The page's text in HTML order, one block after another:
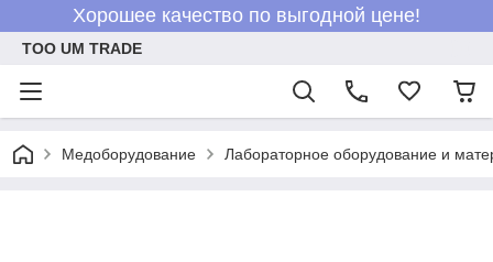
Хорошее качество по выгодной цене!
ТОО UM TRADE
Медоборудование Лабораторное оборудование и